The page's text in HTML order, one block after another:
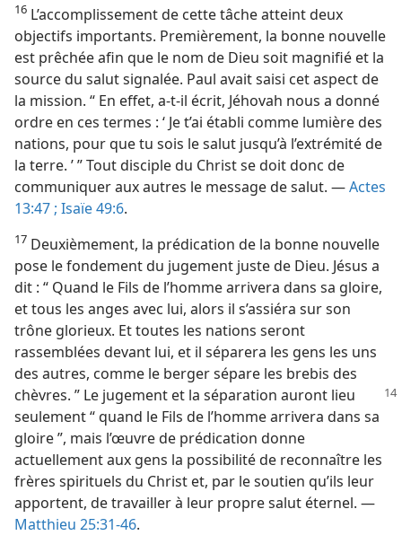
16 L’accomplissement de cette tâche atteint deux
objectifs importants. Premièrement, la bonne nouvelle
est prêchée afin que le nom de Dieu soit magnifié et la
source du salut signalée. Paul avait saisi cet aspect de
la mission. “ En effet, a-​t-​il écrit, Jéhovah nous a donné
ordre en ces termes : ‘ Je t’ai établi comme lumière des
nations, pour que tu sois le salut jusqu’à l’extrémité de
la terre. ’ ” Tout disciple du Christ se doit donc de
communiquer aux autres le message de salut. —Actes
13:47 ; Isaïe 49:6.
17 Deuxièmement, la prédication de la bonne nouvelle
pose le fondement du jugement juste de Dieu. Jésus a
dit : “ Quand le Fils de l’homme arrivera dans sa gloire,
et tous les anges avec lui, alors il s’assiéra sur son
trône glorieux. Et toutes les nations seront
rassemblées devant lui, et il séparera les gens les uns
des autres, comme le berger sépare les brebis des
chèvres. ” Le jugement et la séparation auront lieu
seulement “ quand le Fils de l’homme arrivera dans sa
gloire ”, mais l’œuvre de prédication donne
actuellement aux gens la possibilité de reconnaître les
frères spirituels du Christ et, par le soutien qu’ils leur
apportent, de travailler à leur propre salut éternel. —
Matthieu 25:31-46.